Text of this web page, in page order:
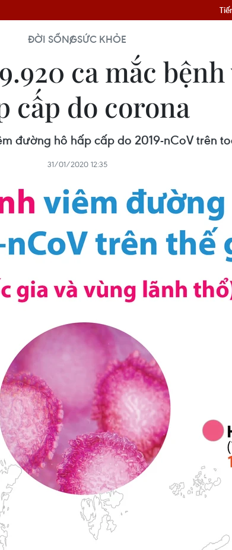
ĐỜI SỐNGSỨC KHỎE
ca mắc
cấp do corona
đường hô hấp cấp do 2019-nCoV trên
31/01/2020 12:35